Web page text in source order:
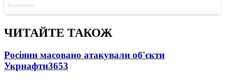
ЧИТАЙТЕ ТАКОЖ
Росіяни масовано атакували об'єкти
Укрнафти3653